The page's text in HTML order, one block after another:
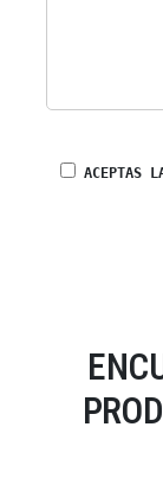
ACEPTAS